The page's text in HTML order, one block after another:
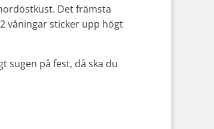
Det främsta
våningar sticker upp högt
sugen på fest, då ska du